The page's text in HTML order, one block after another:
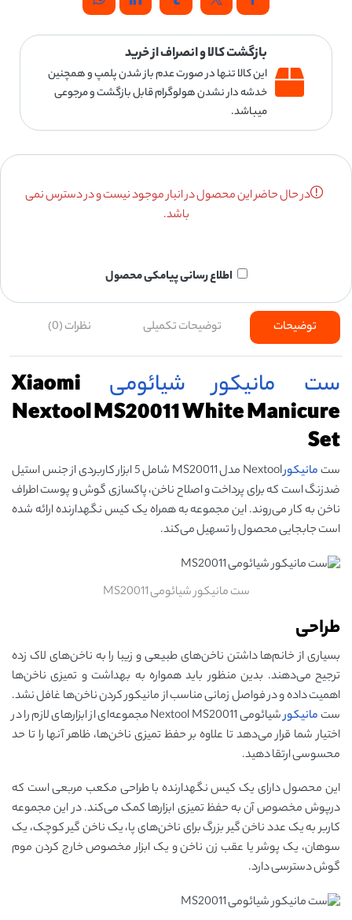
بازگشت کالا و انصراف از خرید
این کالا تنها در صورت عدم باز شدن پلمپ و همچنین
خدشه دار نشدن هولوگرام قابل بازگشت و مرجوعی
میباشد.
در حال حاضر این محصول در انبار موجود نیست و در دسترس نمی
باشد.
اطلاع رسانی پیامکی محصول
توضیحات توضیحات تکمیلی نظرات (0)
ست مانیکور شیائومی
Xiaomi
Nextool MS20011 White Manicure
Set
ست مانیکور
Nextool مدل MS20011 شامل 5 ابزار کاربردی از جنس استیل
ضدزنگ است که برای پرداخت و اصلاح ناخن، پاکسازی گوش و پوست اطراف
ناخن به کار می‌روند. این مجموعه به همراه یک کیس نگهدارنده ارائه شده
است جابجایی محصول را تسهیل می‌کند.
ست مانیکور شیائومی MS20011
طراحی
بسیاری از خانم‌ها داشتن ناخن‌های طبیعی و زیبا را به ناخن‌های لاک زده
ترجیح می‌دهند. بدین منظور باید همواره به بهداشت و تمیزی ناخن‌ها
اهمیت داده و در فواصل زمانی مناسب از مانیکور کردن ناخن‌ها غافل نشد.
ست مانیکور
شیائومی Nextool MS20011 مجموعه‌ای از ابزارهای لازم را در
اختیار شما قرار می‌دهد تا علاوه بر حفظ تمیزی ناخن‌ها، ظاهر آنها را تا حد
محسوسی ارتقا دهید.
این محصول دارای یک کیس نگهدارنده با طراحی مکعب مربعی است که
درپوش مخصوص آن به حفظ تمیزی ابزارها کمک می‌کند. در این مجموعه
کاربر به یک عدد ناخن گیر بزرگ برای ناخن‌های پا، یک ناخن گیر کوچک، یک
سوهان، یک پوشر یا عقب زن ناخن و یک ابزار مخصوص خارج کردن موم
گوش دسترسی دارد.